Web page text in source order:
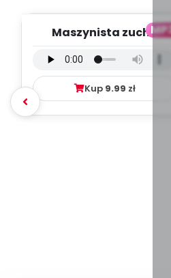
Maszynista zuch -
mp3)
Kup 9.99 zł